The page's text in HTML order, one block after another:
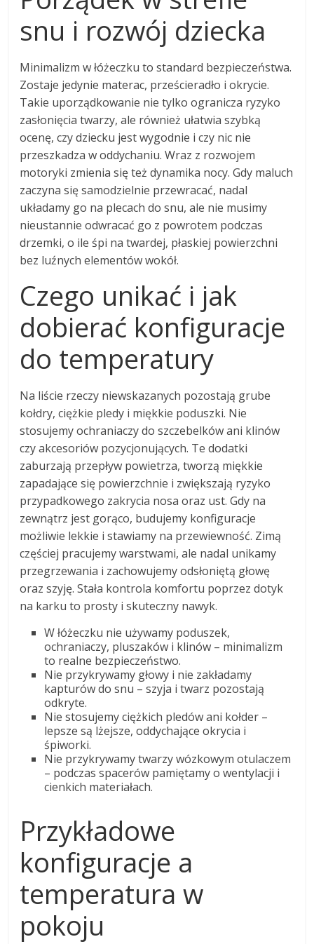
snu i rozwój dziecka
Minimalizm w łóżeczku to standard bezpieczeństwa.
Zostaje jedynie materac, prześcieradło i okrycie.
Takie uporządkowanie nie tylko ogranicza ryzyko
zasłonięcia twarzy, ale również ułatwia szybką
ocenę, czy dziecku jest wygodnie i czy nic nie
przeszkadza w oddychaniu. Wraz z rozwojem
motoryki zmienia się też dynamika nocy. Gdy maluch
zaczyna się samodzielnie przewracać, nadal
układamy go na plecach do snu, ale nie musimy
nieustannie odwracać go z powrotem podczas
drzemki, o ile śpi na twardej, płaskiej powierzchni
bez luźnych elementów wokół.
Czego unikać i jak
dobierać konfiguracje
do temperatury
Na liście rzeczy niewskazanych pozostają grube
kołdry, ciężkie pledy i miękkie poduszki. Nie
stosujemy ochraniaczy do szczebelków ani klinów
czy akcesoriów pozycjonujących. Te dodatki
zaburzają przepływ powietrza, tworzą miękkie
zapadające się powierzchnie i zwiększają ryzyko
przypadkowego zakrycia nosa oraz ust. Gdy na
zewnątrz jest gorąco, budujemy konfiguracje
możliwie lekkie i stawiamy na przewiewność. Zimą
częściej pracujemy warstwami, ale nadal unikamy
przegrzewania i zachowujemy odsłoniętą głowę
oraz szyję. Stała kontrola komfortu poprzez dotyk
na karku to prosty i skuteczny nawyk.
W łóżeczku nie używamy poduszek,
ochraniaczy, pluszaków i klinów – minimalizm
to realne bezpieczeństwo.
Nie przykrywamy głowy i nie zakładamy
kapturów do snu – szyja i twarz pozostają
odkryte.
Nie stosujemy ciężkich pledów ani kołder –
lepsze są lżejsze, oddychające okrycia i
śpiworki.
Nie przykrywamy twarzy wózkowym otulaczem
– podczas spacerów pamiętamy o wentylacji i
cienkich materiałach.
Przykładowe
konfiguracje a
temperatura w
pokoju